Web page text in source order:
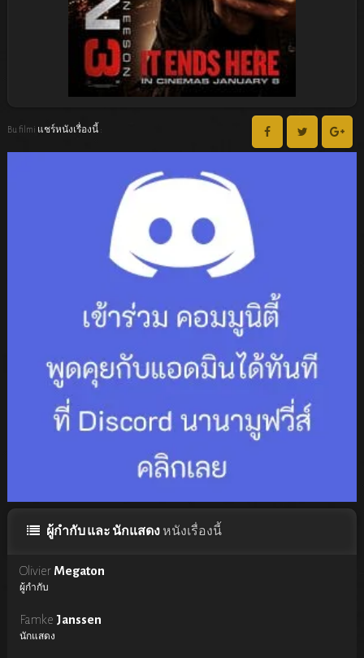
Bu filmi แชร์หนังเรื่องนี้ :
ผู้กำกับ และ นักแสดงหนังเรื่องนี้
Olivier Megaton
ผู้กำกับ
Famke Janssen
นักแสดง